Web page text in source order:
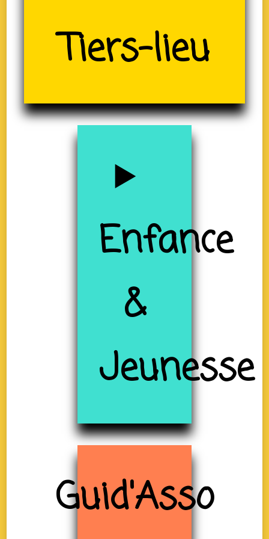
(19)
Tiers-lieu
Enfance
&
Jeunesse
Guid'Asso